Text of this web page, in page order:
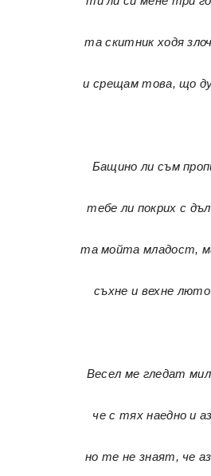
та скитник ходя
и срещам това, що
Бащино ли съм
тебе ли покрих с
та мойта младост,
съхне и вехне люто
Весел ме гледат
че с тях наедно и
но те не знаят, че